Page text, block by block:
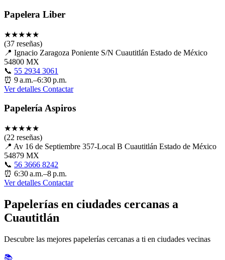
Papelera Liber
★★★★★
(37 reseñas)
📍 Ignacio Zaragoza Poniente S/N Cuautitlán Estado de México
54800 MX
📞 55 2934 3061
⏰ 9 a.m.–6:30 p.m.
Ver detalles Contactar
Papelería Aspiros
★★★★★
(22 reseñas)
📍 Av 16 de Septiembre 357-Local B Cuautitlán Estado de México
54879 MX
📞 56 3666 8242
⏰ 6:30 a.m.–8 p.m.
Ver detalles Contactar
Papelerías en ciudades cercanas a
Cuautitlán
Descubre las mejores papelerías cercanas a ti en ciudades vecinas
📚